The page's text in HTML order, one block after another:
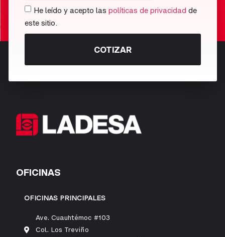
He leído y acepto las políticas de privacidad de
este sitio.
COTIZAR
OFICINAS
OFICINAS PRINCIPALES
Ave. Cuauhtémoc #103
Col. Los Treviño